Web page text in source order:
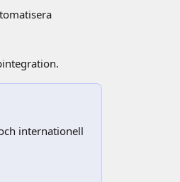
internationell